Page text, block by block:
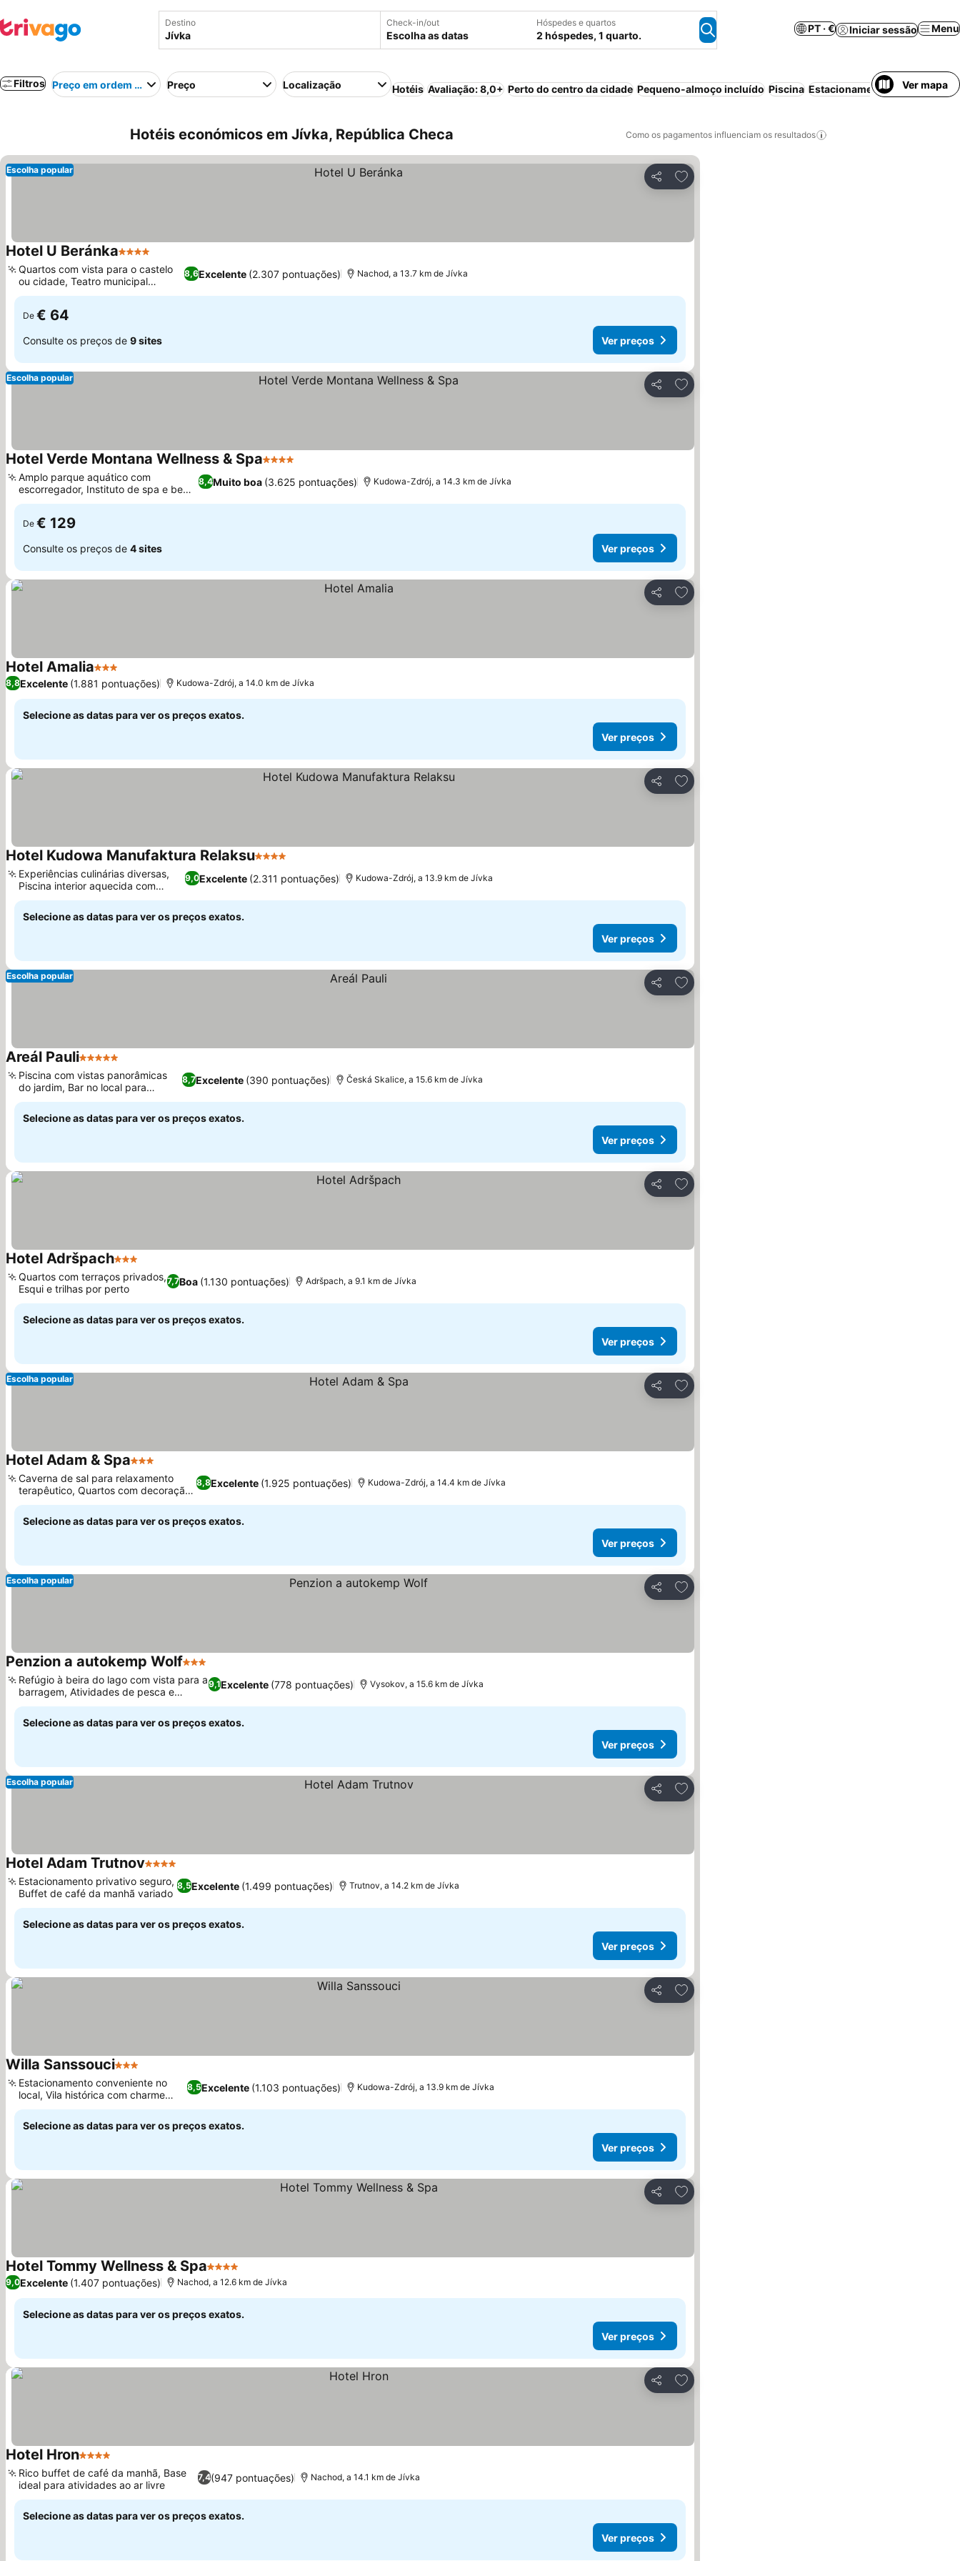
Destino Check-in/out
Escolha as datas
Hóspedes e quartos
2 hóspedes, 1 quarto.
PT · € Iniciar sessão Menu
Filtros Preço em ordem crescentePreço Localização Hotéis Avaliação: 8,0+ Perto do centro da cidade Pequeno-almoço incluído Piscina Estacionamento Ver mapa
Hotéis económicos em Jívka, República Checa Como os pagamentos influenciam os resultados
Partilhar
Adicionar aos favoritos
Escolha popular
Hotel U Beránka4 Estrelas
8,6Excelente (2.307 pontuações)
Quartos com vista para o castelo
ou cidade, Teatro municipal
integrado
Nachod, a 13.7 km de Jívka
De € 64
Consulte os preços de 9 sites Ver preços
Partilhar
Adicionar aos favoritos
Escolha popular
Hotel Verde Montana Wellness & Spa4 Estrelas
8,4Muito boa (3.625 pontuações)
Amplo parque aquático com
escorregador, Instituto de spa e bem-
estar completo
Kudowa-Zdrój, a 14.3 km de Jívka
De € 129
Consulte os preços de 4 sites Ver preços
Partilhar
Adicionar aos favoritos
Hotel Amalia3 EstrelasVer preços
8,8Excelente (1.881 pontuações) Kudowa-Zdrój, a 14.0 km de Jívka
Selecione as datas para ver os preços exatos.
Ver preços
Partilhar
Adicionar aos favoritos
Hotel Kudowa Manufaktura Relaksu4 Estrelas
9,0Excelente (2.311 pontuações)
Experiências culinárias diversas,
Piscina interior aquecida com
atrações
Kudowa-Zdrój, a 13.9 km de Jívka
Selecione as datas para ver os preços exatos.
Ver preços
Partilhar
Adicionar aos favoritos
Escolha popular
Areál Pauli5 Estrelas
8,7Excelente (390 pontuações)
Piscina com vistas panorâmicas
do jardim, Bar no local para
bebidas
Česká Skalice, a 15.6 km de Jívka
Selecione as datas para ver os preços exatos.
Ver preços
Partilhar
Adicionar aos favoritos
Hotel Adršpach3 Estrelas
7,7Boa (1.130 pontuações)
Quartos com terraços privados,
Esqui e trilhas por perto
Adršpach, a 9.1 km de Jívka
Selecione as datas para ver os preços exatos.
Ver preços
Partilhar
Adicionar aos favoritos
Escolha popular
Hotel Adam & Spa3 Estrelas
8,8Excelente (1.925 pontuações)
Caverna de sal para relaxamento
terapêutico, Quartos com decoração
clássica
Kudowa-Zdrój, a 14.4 km de Jívka
Selecione as datas para ver os preços exatos.
Ver preços
Partilhar
Adicionar aos favoritos
Escolha popular
Penzion a autokemp Wolf3 Estrelas
9,1Excelente (778 pontuações)
Refúgio à beira do lago com vista para a
barragem, Atividades de pesca e
equitação
Vysokov, a 15.6 km de Jívka
Selecione as datas para ver os preços exatos.
Ver preços
Partilhar
Adicionar aos favoritos
Escolha popular
Hotel Adam Trutnov4 Estrelas
8,5Excelente (1.499 pontuações)
Estacionamento privativo seguro,
Buffet de café da manhã variado
Trutnov, a 14.2 km de Jívka
Selecione as datas para ver os preços exatos.
Ver preços
Partilhar
Adicionar aos favoritos
Willa Sanssouci3 Estrelas
8,5Excelente (1.103 pontuações)
Estacionamento conveniente no
local, Vila histórica com charme
elegante
Kudowa-Zdrój, a 13.9 km de Jívka
Selecione as datas para ver os preços exatos.
Ver preços
Partilhar
Adicionar aos favoritos
Hotel Tommy Wellness & Spa4 Estrelas
9,0Excelente (1.407 pontuações) Nachod, a 12.6 km de Jívka
Selecione as datas para ver os preços exatos.
Ver preços
Partilhar
Adicionar aos favoritos
Hotel Hron4 Estrelas
7,4(947 pontuações)
Rico buffet de café da manhã, Base
ideal para atividades ao ar livre
Nachod, a 14.1 km de Jívka
Selecione as datas para ver os preços exatos.
Ver preços